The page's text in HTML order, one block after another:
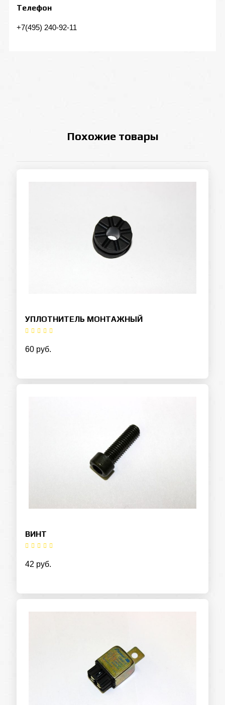
Телефон
+7(495) 240-92-11
Похожие товары
УПЛОТНИТЕЛЬ МОНТАЖНЫЙ
60 руб.
ВИНТ
42 руб.